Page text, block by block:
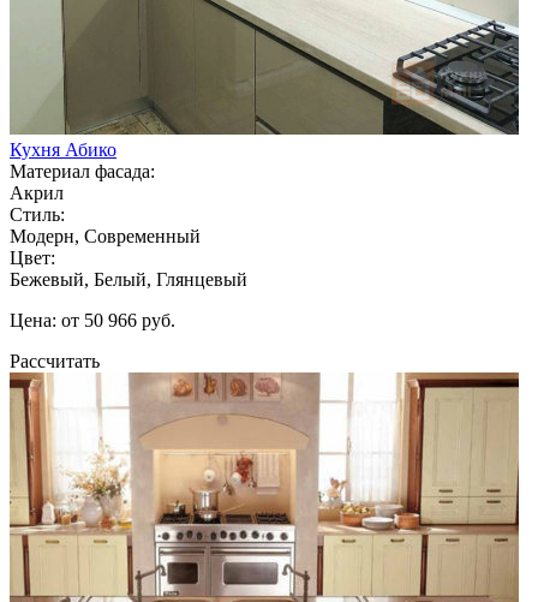
Кухня Абико
Материал фасада:
Акрил
Стиль:
Модерн, Современный
Цвет:
Бежевый, Белый, Глянцевый
Цена: от 50 966 руб.
Рассчитать